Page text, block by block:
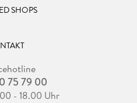
SHOPS
75 79 00
- 18.00 Uhr